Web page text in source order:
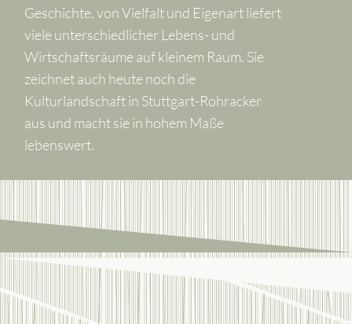
Geschichte, von Vielfalt und Eigenart liefert
viele unterschiedlicher Lebens- und
Wirtschaftsräume auf kleinem Raum. Sie
zeichnet auch heute noch die
Kulturlandschaft in Stuttgart-Rohracker
aus und macht sie in hohem Maße
lebenswert.